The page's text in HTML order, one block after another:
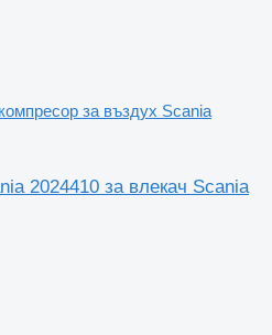
компресор за въздух Scania
2024410 за влекач Scania